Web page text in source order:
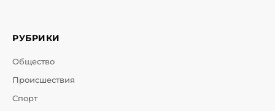
РУБРИКИ
Общество
Происшествия
Спорт